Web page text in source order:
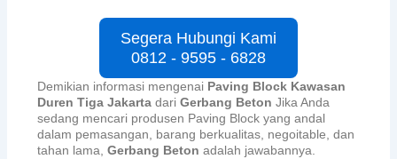
Segera Hubungi Kami
0812 - 9595 - 6828
Demikian informasi mengenai Paving Block Kawasan
Duren Tiga Jakarta dariGerbang Beton Jika Anda
sedang mencari produsen Paving Block yang andal
dalam pemasangan, barang berkualitas, negoitable, dan
tahan lama,Gerbang Betonadalah jawabannya.